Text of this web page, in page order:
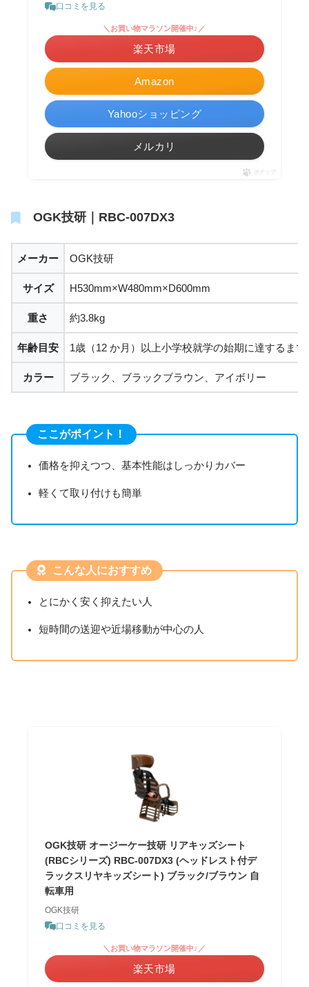
口コミを見る
Amazon
＼お買い物マラソン開催中♪／
楽天市場
Yahooショッピング
メルカリ
ポチップ
OGK技研｜RBC-007DX3
メーカー OGK技研
サイズ H530mm×W480mm×D600mm
重さ 約3.8kg
年齢目安 1歳（12 か月）以上小学校就学の始期に達するまで
カラー ブラック、ブラックブラウン、アイボリー
ここがポイント！
価格を抑えつつ、基本性能はしっかりカバー
軽くて取り付けも簡単
こんな人におすすめ
とにかく安く抑えたい人
短時間の送迎や近場移動が中心の人
OGK技研 オージーケー技研 リアキッズシート
(RBCシリーズ) RBC-007DX3 (ヘッドレスト付デ
ラックスリヤキッズシート) ブラック/ブラウン 自
転車用
OGK技研
口コミを見る
＼お買い物マラソン開催中♪／
楽天市場